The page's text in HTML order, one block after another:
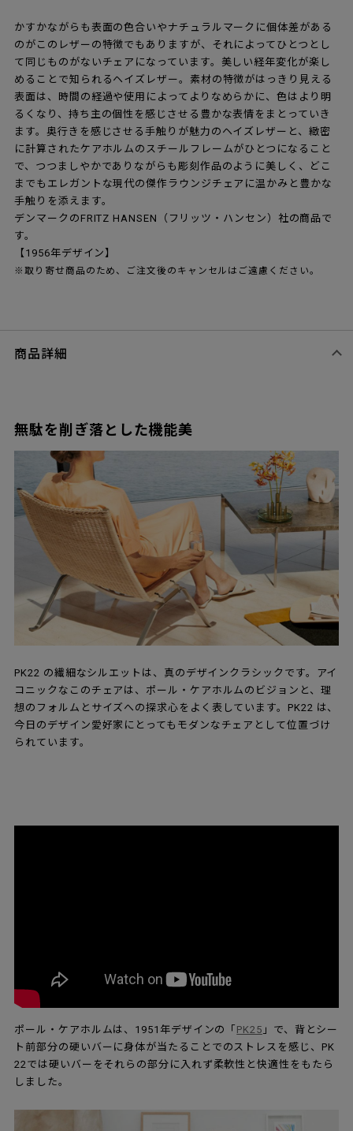
かすかながらも表面の色合いやナチュラルマークに個体差がある
のがこのレザーの特徴でもありますが、それによってひとつとし
て同じものがないチェアになっています。美しい経年変化が楽し
めることで知られるヘイズレザー。素材の特徴がはっきり見える
表面は、時間の経過や使用によってよりなめらかに、色はより明
るくなり、持ち主の個性を感じさせる豊かな表情をまとっていき
ます。奥行きを感じさせる手触りが魅力のヘイズレザーと、緻密
に計算されたケアホルムのスチールフレームがひとつになること
で、つつましやかでありながらも彫刻作品のように美しく、どこ
までもエレガントな現代の傑作ラウンジチェアに温かみと豊かな
手触りを添えます。
デンマークのFRITZ HANSEN（フリッツ・ハンセン）社の商品で
す。
【1956年デザイン】
※取り寄せ商品のため、ご注文後のキャンセルはご遠慮ください。
商品詳細
無駄を削ぎ落とした機能美
PK22 の繊細なシルエットは、真のデザインクラシックです。アイ
コニックなこのチェアは、ポール・ケアホルムのビジョンと、理
想のフォルムとサイズへの探求心をよく表しています。PK22 は、
今日のデザイン愛好家にとってもモダンなチェアとして位置づけ
られています。
ポール・ケアホルムは、1951年デザインの「 PK25 」で、背とシー
ト前部分の硬いバーに身体が当たることでのストレスを感じ、PK
22では硬いバーをそれらの部分に入れず柔軟性と快適性をもたら
しました。